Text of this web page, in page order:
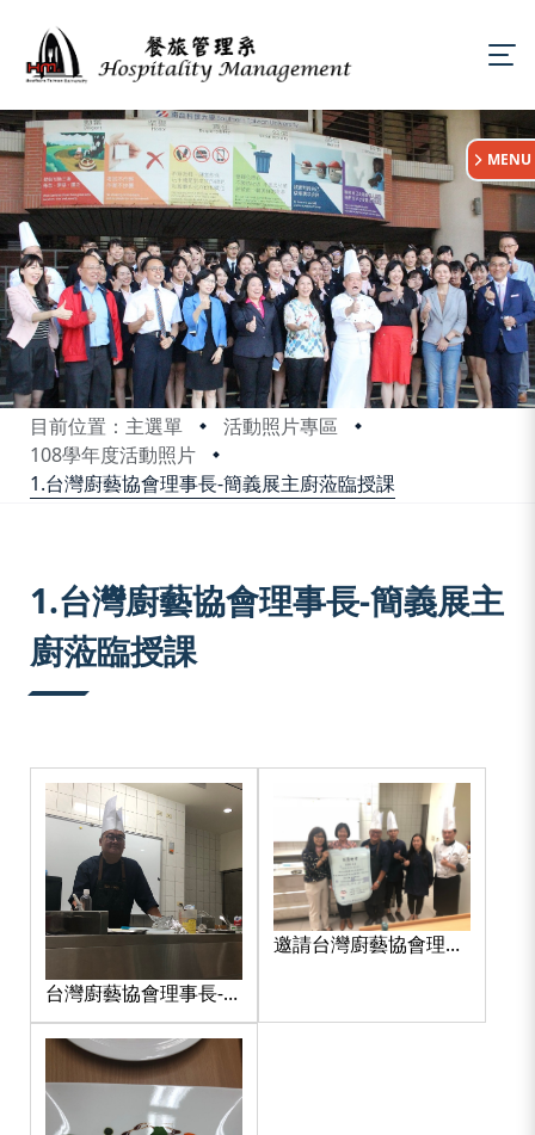
目前位置：主選單
活動照片專區
108學年度活動照片
1.台灣廚藝協會理事長-簡義展主廚蒞臨授課
:::
MENU
1.台灣廚藝協會理事長-簡義展主
廚蒞臨授課
台灣廚藝協會理事長-簡
義展主廚
邀請台灣廚藝協會理事